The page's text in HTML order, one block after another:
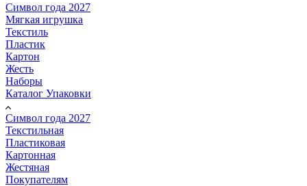
Символ года 2027
Мягкая игрушка
Текстиль
Пластик
Картон
Жесть
Наборы
Каталог Упаковки
Символ года 2027
Текстильная
Пластиковая
Картонная
Жестяная
Покупателям